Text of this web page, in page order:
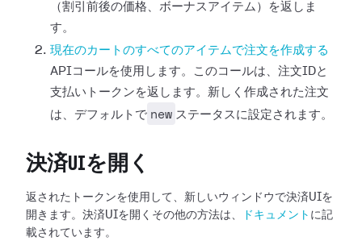
（割引前後の価格、ボーナスアイテム）を返しま
す。
現在のカートのすべてのアイテムで注文を作成する
APIコールを使用します。このコールは、注文IDと
支払いトークンを返します。新しく作成された注文
は、デフォルトで new ステータスに設定されます。
決済UIを開く
返されたトークンを使用して、新しいウィンドウで決済UIを
開きます。決済UIを開くその他の方法は、
ドキュメント に記
載されています。